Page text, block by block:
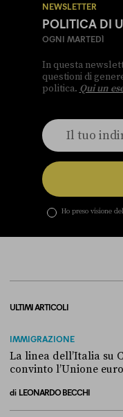
NEWSLETTER
POLITICA DI
OGNI MARTEDÌ
In questa
questioni di
politica. Qui un
Ho preso visione
ULTIMI ARTICOLI
IMMIGRAZIONE
La linea dell’Italia su
convinto l’Unione
di LEONARDO BECCHI